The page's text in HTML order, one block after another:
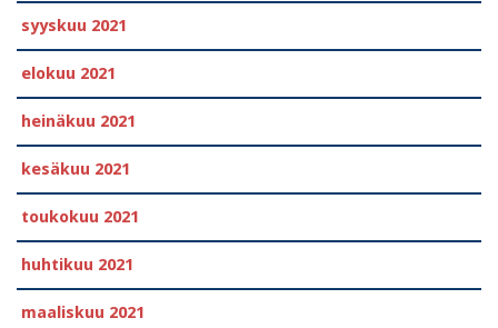
syyskuu 2021
elokuu 2021
heinäkuu 2021
kesäkuu 2021
toukokuu 2021
huhtikuu 2021
maaliskuu 2021